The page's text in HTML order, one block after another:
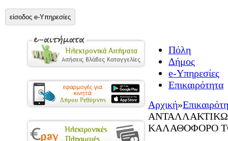
είσοδος e-Υπηρεσίες
Πόλη
Δήμος
e-Υπηρεσίες
Επικαιρότητα
Αρχική»
ΚΑΛΑΘΟΦΟΡΟ